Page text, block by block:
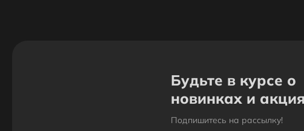
Будьте в курсе о
новинках и
Подпишитесь на рассылкy!